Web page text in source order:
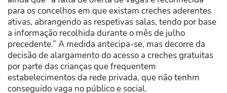
para os concelhos em que existam creches aderentes
ativas, abrangendo as respetivas salas, tendo por base
a informação recolhida durante o mês de julho
precedente.” A medida antecipa-se, mas decorre da
decisão de alargamento do acesso a creches gratuitas
por parte das crianças que frequentem
estabelecimentos da rede privada, que não tenhm
conseguido vaga no público e social.